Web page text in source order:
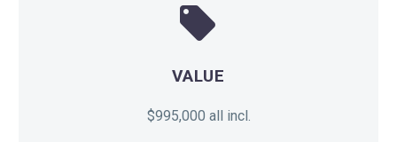


VALUE
$995,000 all incl.